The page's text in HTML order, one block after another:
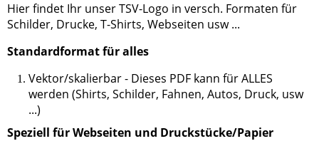
Hier findet Ihr unser TSV-Logo in versch. Formaten für
Schilder, Drucke, T-Shirts, Webseiten usw ...
Standardformat für alles
Vektor/skalierbar - Dieses PDF kann für ALLES
werden (Shirts, Schilder, Fahnen, Autos, Druck, usw
...)
Speziell für Webseiten und Druckstücke/Papier